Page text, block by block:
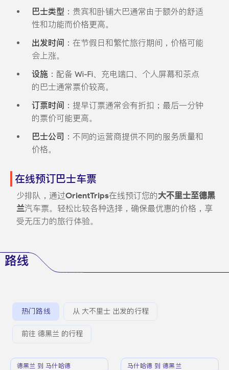
巴士类型 ：贵宾和卧铺大巴通常由于额外的舒适
性和功能而价格更高。
出发时间 ：在节假日和繁忙旅行期间，价格可能
会上涨。
设施：配备 Wi-Fi、充电端口、个人屏幕和茶点
的巴士通常票价较高。
订票时间 ：提早订票通常会有折扣；最后一分钟
的票价可能更高。
巴士公司 ：不同的运营商提供不同的服务质量和
价格。
在线预订巴士车票
少排队，通过OrientTrips在线预订您的大不里士至德黑
兰汽车票。轻松比较各种选择，确保最优惠的价格，享
受无压力的旅行体验。
路线
热门路线 从 大不里士 出发的行程
前往 德黑兰 的行程
德黑兰 到 马什哈德 马什哈德 到 德黑兰